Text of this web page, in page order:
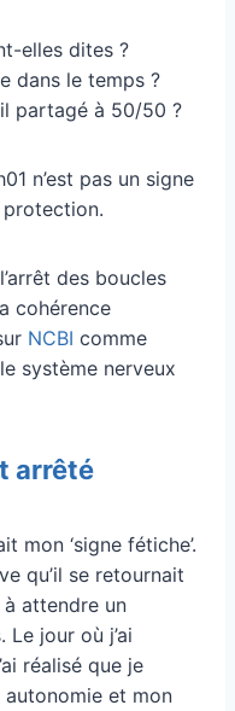
elles dites ?
dans le temps ?
partagé à 50/50 ?
n’est pas un signe
protection.
des boucles
cohérence
NCBI comme
système nerveux
arrêté
mon ‘signe fétiche’.
qu’il se retournait
à attendre un
Le jour où j’ai
réalisé que je
autonomie et mon